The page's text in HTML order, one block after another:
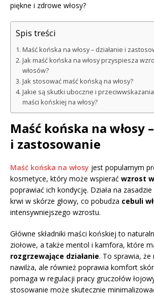
piękne i zdrowe włosy?
Spis treści
Maść końska na włosy – działanie i
Jak maść końska na włosy przyspiesza
włosów?
Jak stosować maść końską na włosy?
Jakie są skutki uboczne i
maści końskiej na włosy?
Maść końska na włosy
i zastosowanie
Maść końska na włosy jest popularnym
kosmetyce, który może wspierać wzrost
poprawiać ich kondycję. Działa na
krwi w skórze głowy, co pobudza cebuli
intensywniejszego wzrostu.
Główne składniki maści końskiej to
ziołowe, a także mentol i kamfora, które
rozgrzewające działanie. To sprawia, że
nawilża, ale również poprawia komfort
pomaga w regulacji pracy gruczołów
stosowanie może skutecznie